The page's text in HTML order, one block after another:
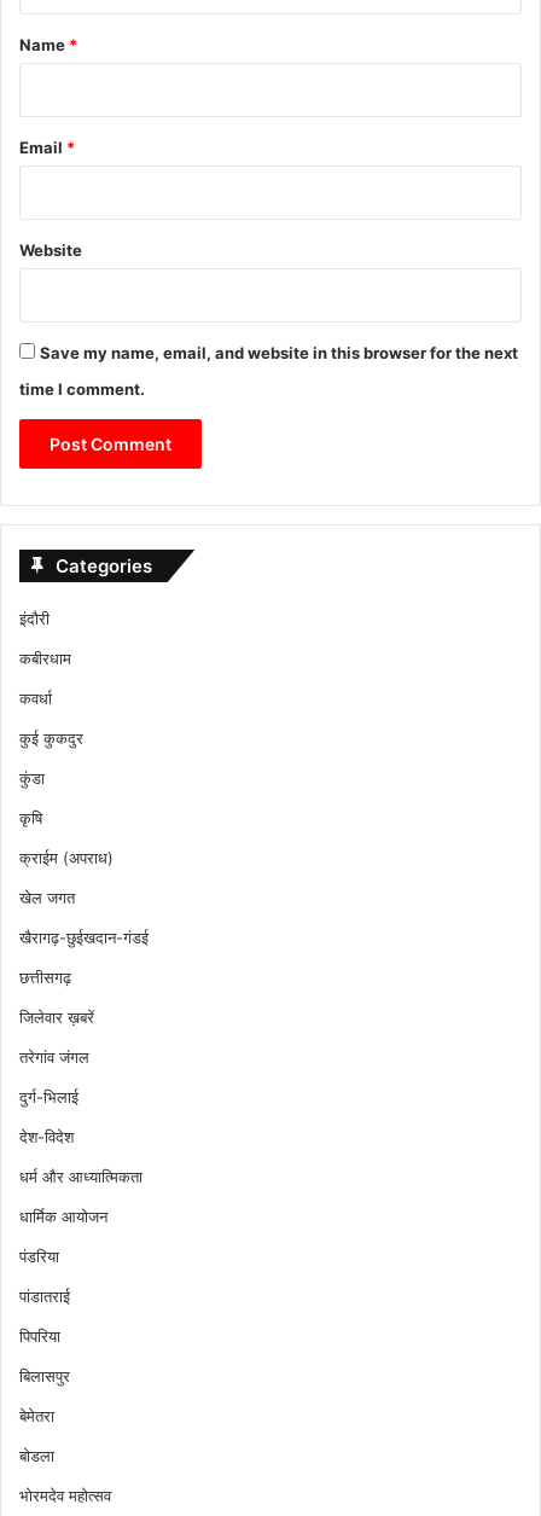
*
Name *
Email *
Website
Save my name, email, and website in this browser for the next
time I comment.
Categories
इंदौरी
कबीरधाम
कवर्धा
कुई कुकदुर
कुंडा
कृषि
क्राईम (अपराध)
खेल जगत
खैरागढ़-छुईखदान-गंडई
छत्तीसगढ़
जिलेवार ख़बरें
तरेगांव जंगल
दुर्ग-भिलाई
देश-विदेश
धर्म और आध्यात्मिकता
धार्मिक आयोजन
पंडरिया
पांडातराई
पिपरिया
बिलासपुर
बेमेतरा
बोडला
भोरमदेव महोत्सव